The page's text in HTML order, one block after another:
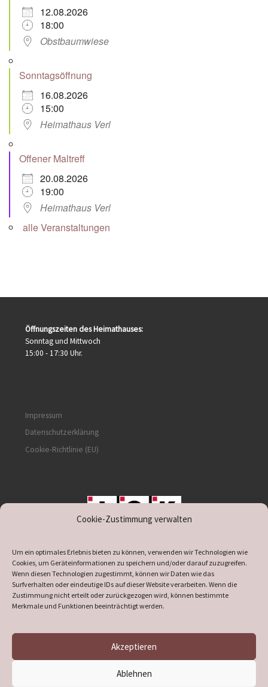
Cookie-Zustimmung verwalten
Um ein optimales Erlebnis bieten zu können, verwenden wir Technologien wie
Cookies, um Geräteinformationen zu speichern und/oder darauf zuzugreifen.
Wenn diesen Technologien zugestimmt, können wir Daten wie das
Surfverhalten oder eindeutige IDs auf dieser Website verarbeiten. Wenn die
Zustimmung nicht erteilt oder zurückgezogen wird, können bestimmte
Merkmale und Funktionen beeinträchtigt werden.
Akzeptieren
Ablehnen
12.08.2026
18:00
Obstbaumwiese
Sonntagsöffnung
16.08.2026
15:00
Heimathaus Verl
Offener Maltreff
20.08.2026
19:00
Heimathaus Verl
alle Veranstaltungen
Öffnungszeiten des Heimathauses:
Sonntag und Mittwoch
15:00 - 17:30 Uhr.
Impressum
Datenschutzerklärung
Cookie-Richtlinie (EU)
supported by DÖ
Heimatverein Verl– Alle Rechte vorbehalten